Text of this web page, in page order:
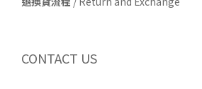
CONTACT US